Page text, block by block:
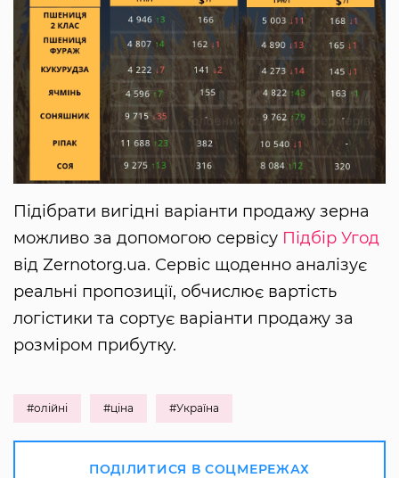
Підібрати вигідні варіанти продажу зерна
можливо за допомогою сервісу Підбір Угод
від Zernotorg.ua. Сервіс щоденно аналізує
реальні пропозиції, обчислює вартість
логістики та сортує варіанти продажу за
розміром прибутку.
#олійні #ціна #Україна
ПОДІЛИТИСЯ В СОЦМЕРЕЖАХ